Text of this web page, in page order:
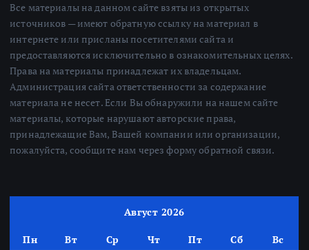
Все материалы на данном сайте взяты из открытых
источников — имеют обратную ссылку на материал в
интернете или присланы посетителями сайта и
предоставляются исключительно в ознакомительных целях.
Права на материалы принадлежат их владельцам.
Администрация сайта ответственности за содержание
материала не несет. Если Вы обнаружили на нашем сайте
материалы, которые нарушают авторские права,
принадлежащие Вам, Вашей компании или организации,
пожалуйста, сообщите нам через форму обратной связи.
Август 2026
Пн Вт Ср Чт Пт Сб
Вс